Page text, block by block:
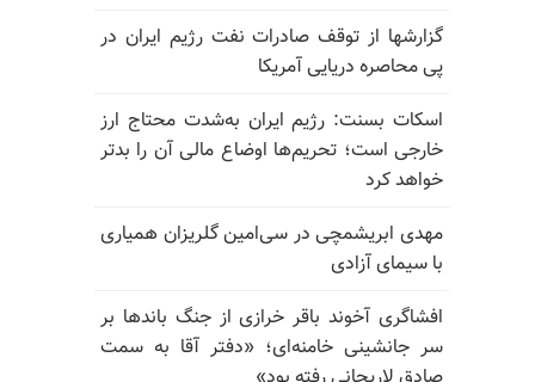
گزارشها از توقف صادرات نفت رژیم ایران در
پی محاصره دریایی آمریکا
اسکات بسنت: رژیم ایران به‌شدت محتاج ارز
خارجی است؛ تحریم‌ها اوضاع مالی آن را بدتر
خواهد کرد
مهدی ابریشمچی در سی‌امین گلریزان همیاری
با سیمای آزادی
افشاگری آخوند باقر خرازی از جنگ باندها بر
سر جانشینی خامنه‌ای؛ «دفتر آقا به سمت